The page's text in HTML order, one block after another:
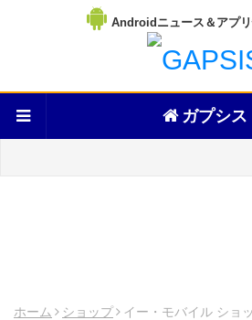
Androidニュース＆アプ
ガプシス
ホーム ショップ
イー・モバイル ショ